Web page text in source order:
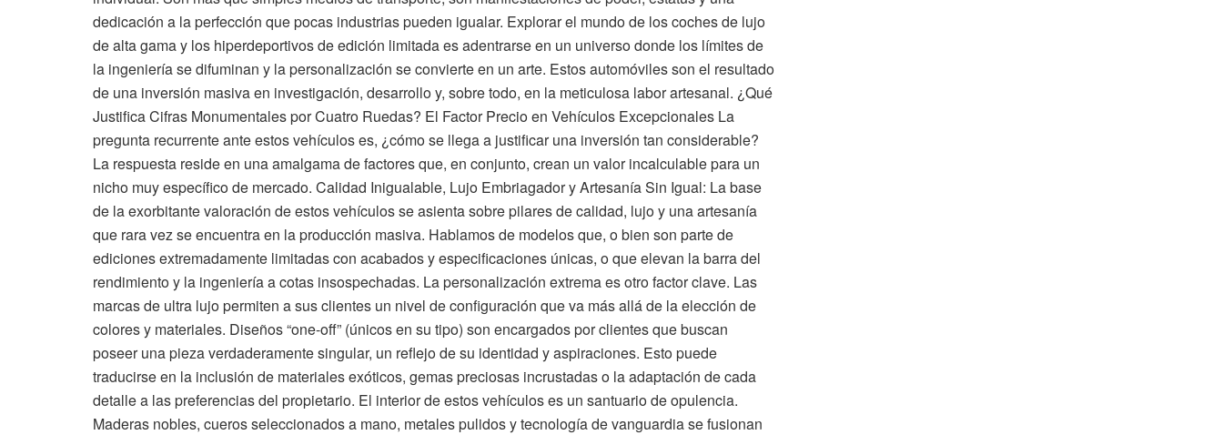
dedicación a la perfección que pocas industrias pueden igualar. Explorar el mundo de los coches de lujo
de alta gama y los hiperdeportivos de edición limitada es adentrarse en un universo donde los límites de
la ingeniería se difuminan y la personalización se convierte en un arte. Estos automóviles son el resultado
de una inversión masiva en investigación, desarrollo y, sobre todo, en la meticulosa labor artesanal. ¿Qué
Justifica Cifras Monumentales por Cuatro Ruedas? El Factor Precio en Vehículos Excepcionales La
pregunta recurrente ante estos vehículos es, ¿cómo se llega a justificar una inversión tan considerable?
La respuesta reside en una amalgama de factores que, en conjunto, crean un valor incalculable para un
nicho muy específico de mercado. Calidad Inigualable, Lujo Embriagador y Artesanía Sin Igual: La base
de la exorbitante valoración de estos vehículos se asienta sobre pilares de calidad, lujo y una artesanía
que rara vez se encuentra en la producción masiva. Hablamos de modelos que, o bien son parte de
ediciones extremadamente limitadas con acabados y especificaciones únicas, o que elevan la barra del
rendimiento y la ingeniería a cotas insospechadas. La personalización extrema es otro factor clave. Las
marcas de ultra lujo permiten a sus clientes un nivel de configuración que va más allá de la elección de
colores y materiales. Diseños “one-off” (únicos en su tipo) son encargados por clientes que buscan
poseer una pieza verdaderamente singular, un reflejo de su identidad y aspiraciones. Esto puede
traducirse en la inclusión de materiales exóticos, gemas preciosas incrustadas o la adaptación de cada
detalle a las preferencias del propietario. El interior de estos vehículos es un santuario de opulencia.
Maderas nobles, cueros seleccionados a mano, metales pulidos y tecnología de vanguardia se fusionan